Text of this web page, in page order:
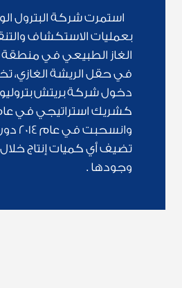
استمرت شركة البترول
بعمليات الاستكشاف
الغاز الطبيعي في منطقة
في حقل الريشة الغازي،
دخول شركة بريتش
وانسحبت
تضيف أي كميات إنتاج
وجودها .